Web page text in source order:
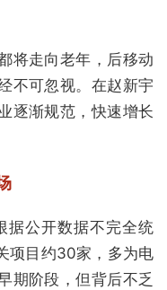
将走向老年，后移动
不可忽视。在赵新宇
逐渐规范，快速增长
据公开数据不完全统
项目约30家，多为电
期阶段，但背后不乏